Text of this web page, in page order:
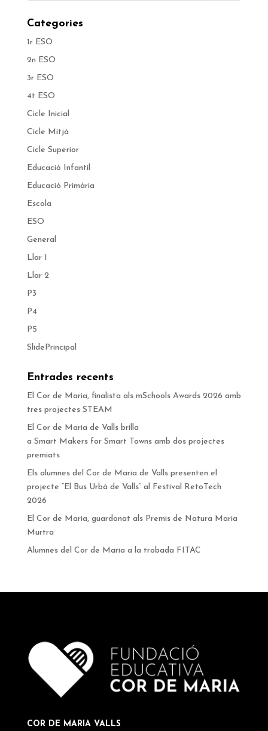
Categories
1r ESO
2n ESO
3r ESO
4t ESO
Cicle Inicial
Cicle Mitjà
Cicle Superior
Educació Infantil
Educació Primària
Escola
ESO
General
Llar 1
Llar 2
P3
P4
P5
SlidePrincipal
Entrades recents
El Cor de Maria, finalista als mSchools Awards 2026 amb
tres projectes STEAM
El Cor de Maria de Valls brilla
a Smart Makers for Smart Towns amb dos projectes
premiats
Els alumnes del Cor de Maria de Valls presenten el
projecte “El Bus Urbà de Valls” al Festival RetoTech
2026
El Cor de Maria, guardonat als Premis de Natura Maria
Murtra
Alumnes del Cor de Maria a la trobada FITAC
COR DE MARIA VALLS